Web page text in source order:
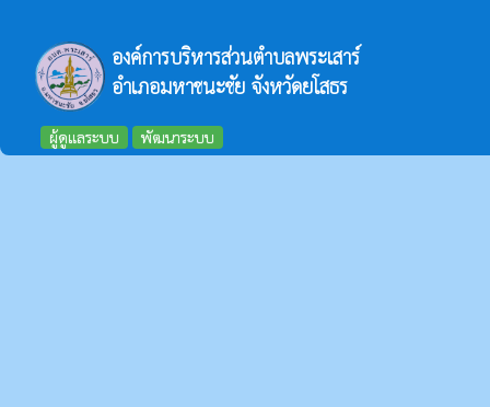
องค์การบริหารส่วนตำบลพระเสาร์
อำเภอมหาชนะชัย จังหวัดยโสธร
ผู้ดูแลระบบ พัฒนาระบบ